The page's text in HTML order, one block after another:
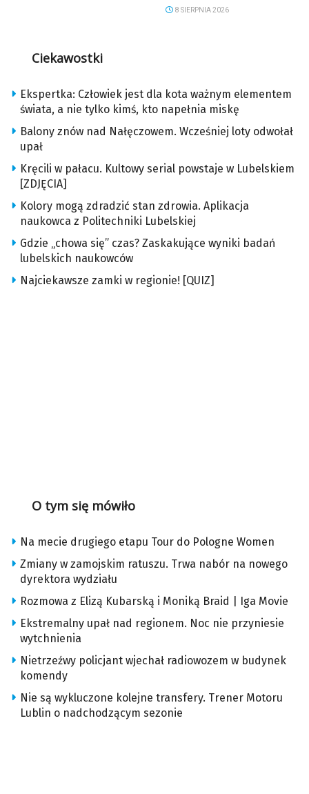
8 SIERPNIA 2026
Ciekawostki
Ekspertka: Człowiek jest dla kota ważnym elementem
świata, a nie tylko kimś, kto napełnia miskę
Balony znów nad Nałęczowem. Wcześniej loty odwołał
upał
Kręcili w pałacu. Kultowy serial powstaje w Lubelskiem
[ZDJĘCIA]
Kolory mogą zdradzić stan zdrowia. Aplikacja
naukowca z Politechniki Lubelskiej
Gdzie „chowa się” czas? Zaskakujące wyniki badań
lubelskich naukowców
Najciekawsze zamki w regionie! [QUIZ]
O tym się mówiło
Na mecie drugiego etapu Tour do Pologne Women
Zmiany w zamojskim ratuszu. Trwa nabór na nowego
dyrektora wydziału
Rozmowa z Elizą Kubarską i Moniką Braid | Iga Movie
Ekstremalny upał nad regionem. Noc nie przyniesie
wytchnienia
Nietrzeźwy policjant wjechał radiowozem w budynek
komendy
Nie są wykluczone kolejne transfery. Trener Motoru
Lublin o nadchodzącym sezonie